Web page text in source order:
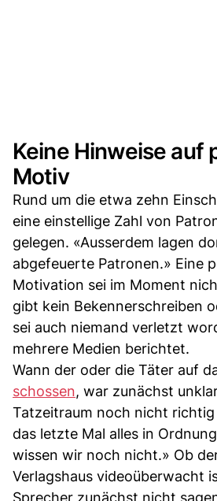
Keine Hinweise auf
Motiv
Rund um die etwa zehn
eine einstellige Zahl von
gelegen. «Ausserdem lagen
abgefeuerte Patronen.» Eine
Motivation sei im Moment
gibt kein Bekennerschreiben
sei auch niemand verletzt
mehrere Medien berichtet.
Wann der oder die Täter auf
schossen, war zunächst
Tatzeitraum noch nicht richtig
das letzte Mal alles in
wissen wir noch nicht.» Ob
Verlagshaus videoüberwacht
Sprecher zunächst nicht